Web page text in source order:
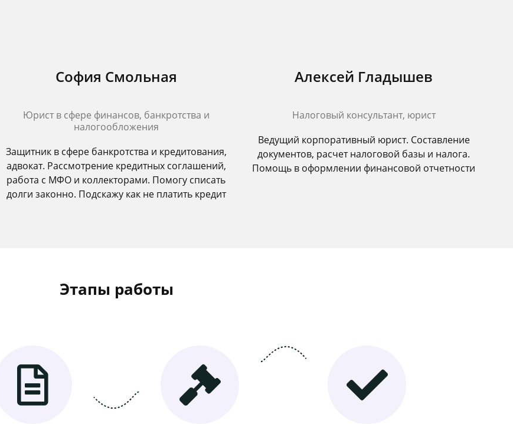
София Смольная
Юрист в сфере финансов, банкротства и
налогообложения
Защитник в сфере банкротства и кредитования,
адвокат. Рассмотрение кредитных соглашений,
работа с МФО и коллекторами. Помогу списать
долги законно. Подскажу как не платить кредит
Алексей Гладышев
Налоговый консультант, юрист
Ведущий корпоративный юрист. Составление
документов, расчет налоговой базы и налога.
Помощь в оформлении финансовой отчетности
Этапы работы